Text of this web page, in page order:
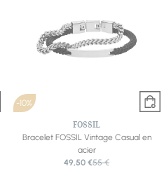
-10%
FOSSIL
Bracelet FOSSIL Vintage Casual en
acier
49,50 €55 €